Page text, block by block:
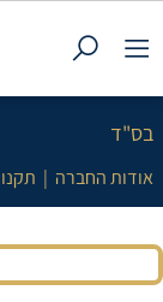
בס"ד
אודות החברה |